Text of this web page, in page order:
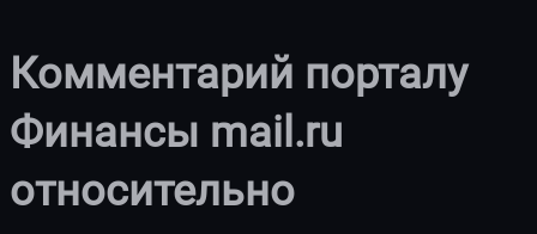
Комментарий порталу
Финансы mail.ru
относительно